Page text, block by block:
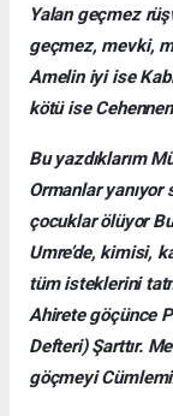
Yalan geçmez
geçmez, mevki,
Amelin iyi ise
kötü ise
Bu yazdıklarım
Ormanlar yanıyor
çocuklar ölüyor
Umre’de, kimisi,
tüm isteklerini
Ahirete göçünce
Defteri) Şarttır.
göçmeyi